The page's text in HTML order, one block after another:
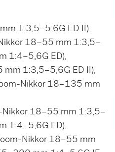
1:3,5–5,6G ED II),
18–55 mm 1:3,5–
1:4–5,6G ED),
mm 1:3,5–5,6G ED II),
Nikkor 18–135 mm
Nikkor 18–55 mm 1:3,5–
1:4–5,6G ED),
Nikkor 18–55 mm